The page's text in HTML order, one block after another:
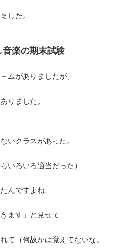
した。
音楽の期末試験
ムがありましたが、
りました。
いクラスがあった。
いろいろ適当だった）
んですよね
ます」と見せて
て（何故かは覚えてないな。